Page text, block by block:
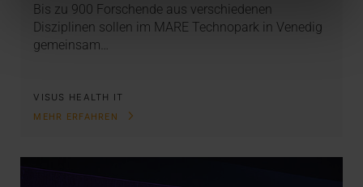
Bis zu 900 Forschende aus verschiedenen
Disziplinen sollen im MARE Technopark in Venedig
gemeinsam…
VISUS HEALTH IT
MEHR ERFAHREN